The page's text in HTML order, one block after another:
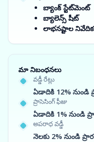
బ్యాంక్ స్టేట్‌మెంట్
బ్యాలెన్స్ షీట్
లాభనష్టాల నివేదిక
మా నిబంధనలు
వడ్డీ రేట్లు
ఏడాదికి 12% నుండి
ప్రాసెసింగ్ ఫీజు
ఏడాదికి 1% నుండి
అపరాధ వడ్డీ
నెలకు 2% నుండి